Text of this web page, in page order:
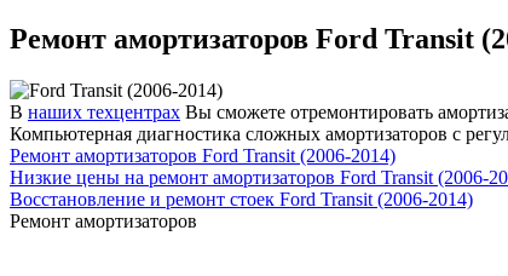
Ремонт амортизаторов Ford Transit
В наших техцентрах Вы сможете отремонтировать
Компьютерная диагностика сложных амортизаторов с
Ремонт амортизаторов Ford Transit (2006-2014)
Низкие цены на ремонт амортизаторов Ford Transit (2006-
Восстановление и ремонт стоек Ford Transit (2006-2014)
Ремонт амортизаторов